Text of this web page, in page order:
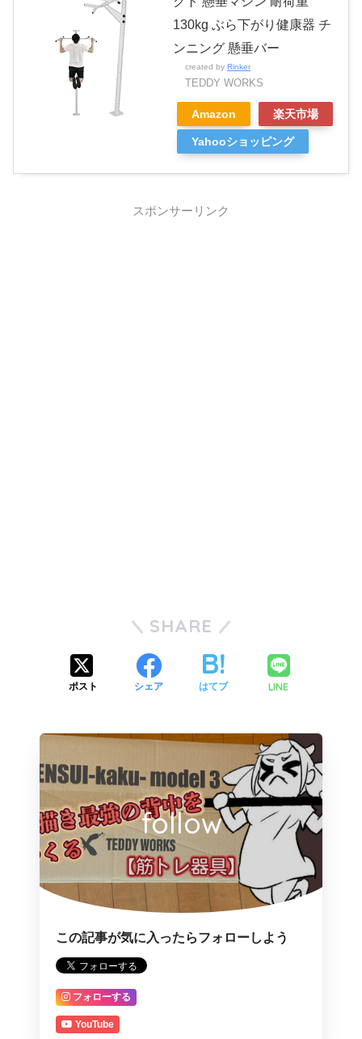
130kg ぶら下がり健康器 チ
ンニング 懸垂バー
created by Rinker
TEDDY WORKS
Amazon 楽天市場
Yahooショッピング
スポンサーリンク
SHARE
ポスト シェア はてブ LINE
follow
この記事が気に入ったらフォローしよう
フォローする
YouTube